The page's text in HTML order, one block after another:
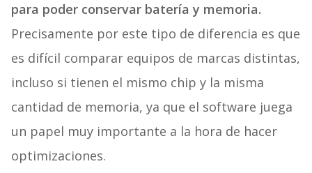
para poder conservar batería y memoria.
Precisamente por este tipo de diferencia es que
es difícil comparar equipos de marcas distintas,
incluso si tienen el mismo chip y la misma
cantidad de memoria, ya que el software juega
un papel muy importante a la hora de hacer
optimizaciones.